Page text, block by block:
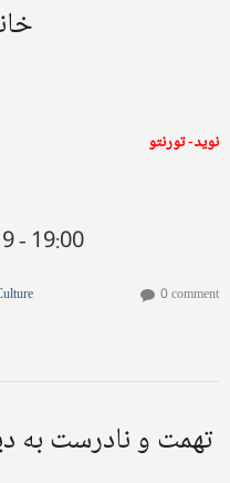
1-
نوید- تورنتو
- 19:00
0 comment
تهمت و نادرست به